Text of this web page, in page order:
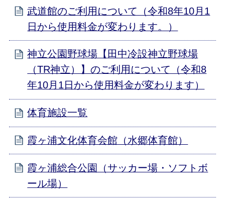
武道館のご利用について（令和8年10月1
日から使用料金が変わります。）
神立公園野球場【田中冷設神立野球場
（TR神立）】のご利用について（令和8
年10月1日から使用料金が変わります）
体育施設一覧
霞ヶ浦文化体育会館（水郷体育館）
霞ヶ浦総合公園（サッカー場・ソフトボ
ール場）